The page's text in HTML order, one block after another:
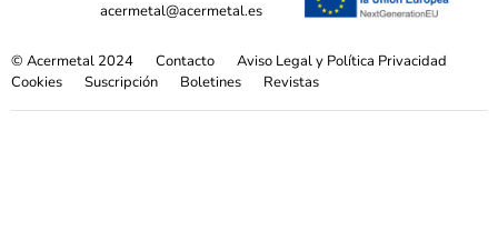
acermetal@acermetal.es
© Acermetal 2024 Contacto
Aviso Legal y Política Privacidad
Cookies
Suscripción Boletines Revistas